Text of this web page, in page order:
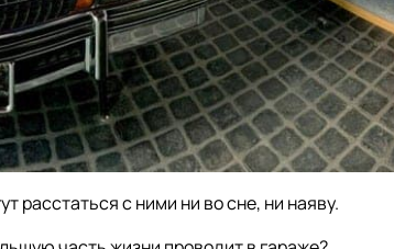
расстаться с ними ни во сне, ни наяву.